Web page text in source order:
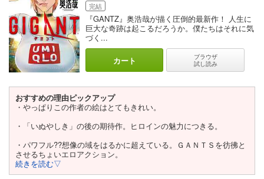
完結
『GANTZ』奥浩哉が描く圧倒的最新作！ 人生に
巨大な奇跡は起こるだろうか。僕たちはそれに気
づく...
カート
ブラウザ
試し読み
おすすめの理由ピックアップ
・やっぱりこの作者の絵はとてもきれい。
・「いぬやしき」の後の期待作。ヒロインの魅力につきる。
・パワフル??想像の域をはるかに超えている。ＧＡＮＴＳを彷彿と
させるちょいエロアクション。
続きを読む▽